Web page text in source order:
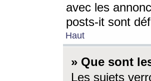
avec les
posts-it sont
Haut
» Que sont
Les sujets